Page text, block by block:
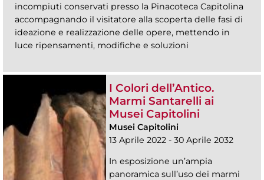
incompiuti conservati presso la Pinacoteca Capitolina
accompagnando il visitatore alla scoperta delle fasi di
ideazione e realizzazione delle opere, mettendo in
luce ripensamenti, modifiche e soluzioni
I Colori dell’Antico.
Marmi Santarelli ai
Musei Capitolini
Musei Capitolini
13 Aprile 2022 - 30 Aprile 2032
In esposizione un’ampia
panoramica sull’uso dei marmi